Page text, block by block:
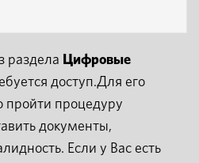
раздела Цифровые
доступ.Для его
пройти процедуру
документы,
Если у Вас есть